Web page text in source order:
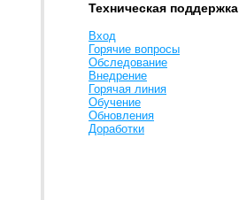
Техническая поддержка
Вход
Горячие вопросы
Обследование
Внедрение
Горячая линия
Обучение
Обновления
Доработки